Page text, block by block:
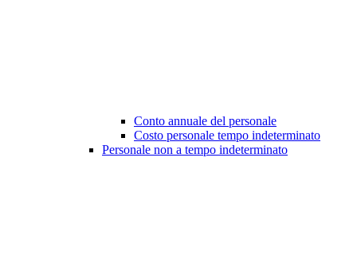
Conto annuale del personale
Costo personale tempo indeterminato
Personale non a tempo indeterminato